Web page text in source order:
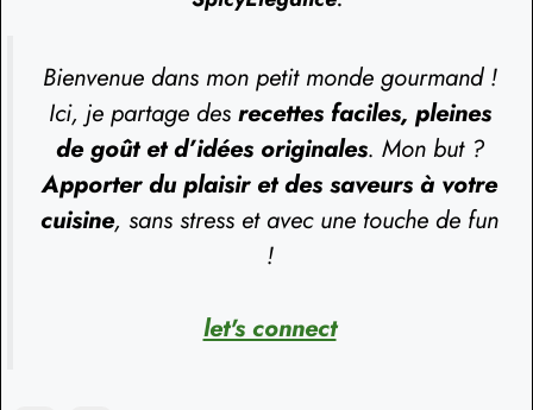
Bienvenue dans mon petit monde gourmand !
Ici, je partage des recettes faciles, pleines
de goût et d’idées originales. Mon but ?
Apporter du plaisir et des saveurs à votre
cuisine, sans stress et avec une touche de fun
!
let's connect